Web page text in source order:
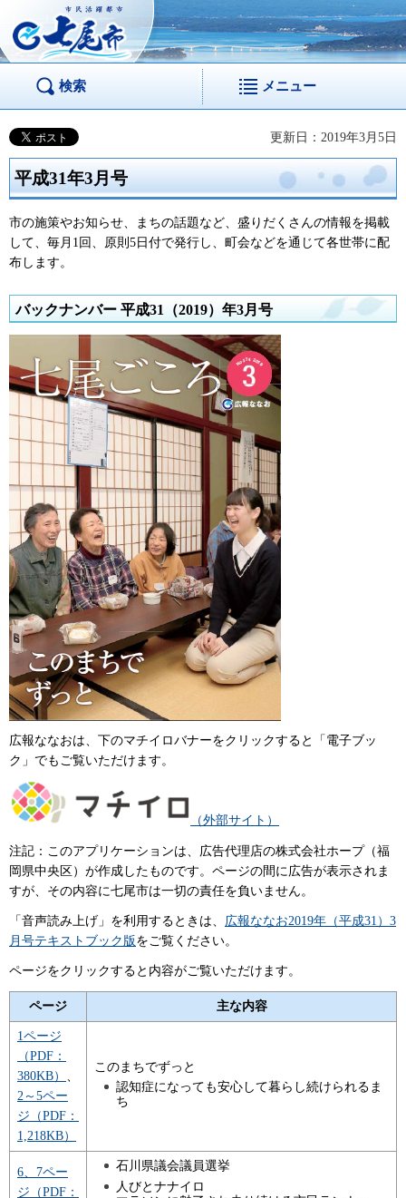
市民活躍都市 七尾
市
検索 メニュー
更新日：2019年3月5日
平成31年3月号
市の施策やお知らせ、まちの話題など、盛りだくさんの情報を掲載
して、毎月1回、原則5日付で発行し、町会などを通じて各世帯に配
布します。
バックナンバー 平成31（2019）年3月号
広報ななおは、下のマチイロバナーをクリックすると「電子ブッ
ク」でもご覧いただけます。
（外部サイト）
注記：このアプリケーションは、広告代理店の株式会社ホープ（福
岡県中央区）が作成したものです。ページの間に広告が表示されま
すが、その内容に七尾市は一切の責任を負いません。
「音声読み上げ」を利用するときは、 広報ななお2019年（平成31）3
月号テキストブック版 をご覧ください。
ページをクリックすると内容がご覧いただけます。
ページ 主な内容
1ページ
（PDF：
380KB） 、
2～5ペー
ジ（PDF：
1,218KB）
このまちでずっと
認知症になっても安心して暮らし続けられるま
ち
6、7ペー
ジ（PDF：
石川県議会議員選挙
人びとナナイロ